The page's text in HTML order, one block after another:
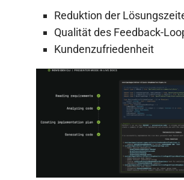
Reduktion der
Qualität des Feedback-
Kundenzufriedenheit